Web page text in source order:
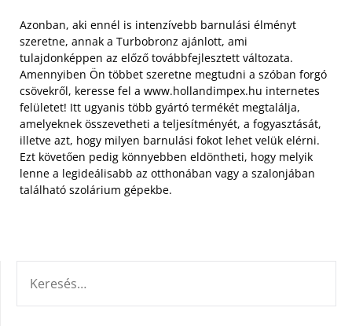
Azonban, aki ennél is intenzívebb barnulási élményt
szeretne, annak a Turbobronz ajánlott, ami
tulajdonképpen az előző továbbfejlesztett változata.
Amennyiben Ön többet szeretne megtudni a szóban forgó
csövekről, keresse fel a www.hollandimpex.hu internetes
felületet! Itt ugyanis több gyártó termékét megtalálja,
amelyeknek összevetheti a teljesítményét, a fogyasztását,
illetve azt, hogy milyen barnulási fokot lehet velük elérni.
Ezt követően pedig könnyebben eldöntheti, hogy melyik
lenne a legideálisabb az otthonában vagy a szalonjában
található szolárium gépekbe.